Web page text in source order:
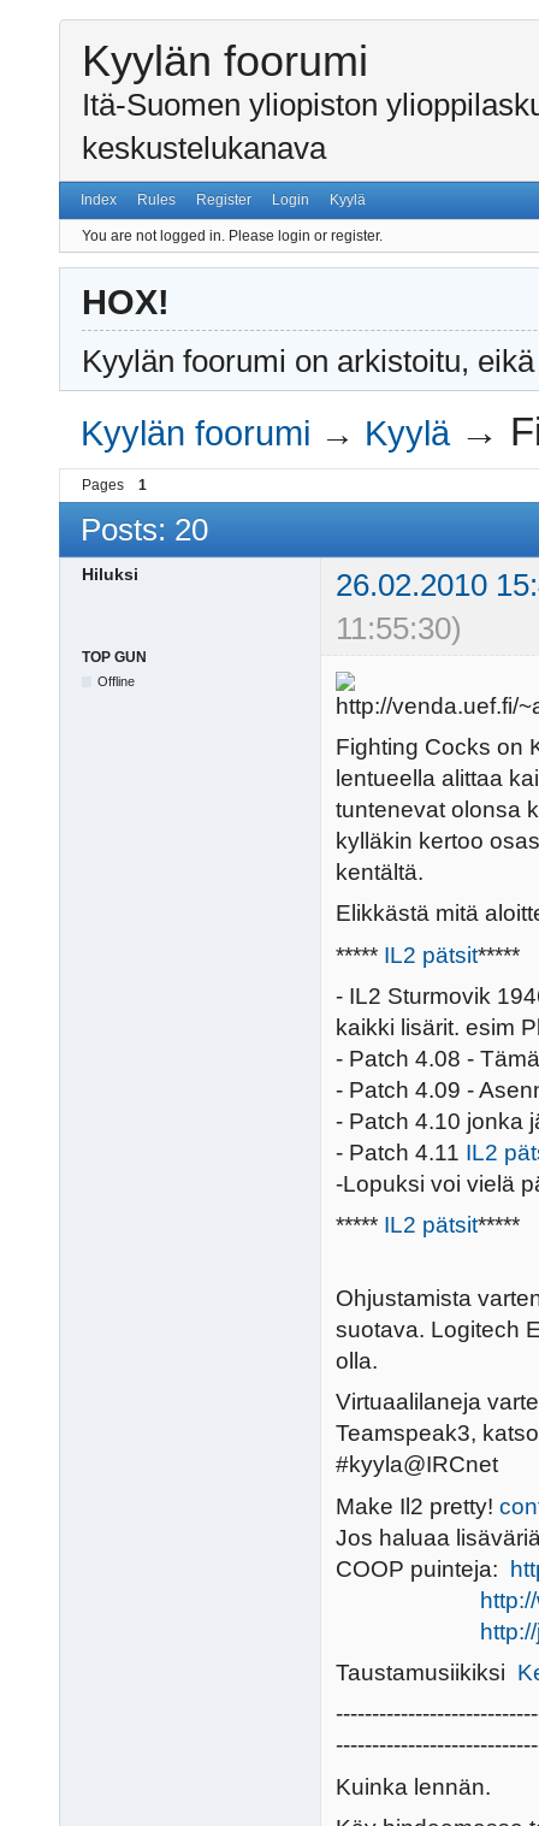
Kyylän foorumi
Itä-Suomen yliopiston
keskustelukanava
Index Rules Register Login Kyylä
You are not logged in. Please login or register.
HOX!
Kyylän foorumi on arkistoitu,
Kyylän foorumi → Kyylä →
Pages 1
Posts: 20
Hiluksi
26.02.2010
11:55:30)
TOP GUN
Offline
Fighting Cocks on
lentueella alittaa
tuntenevat olonsa
kylläkin kertoo
kentältä.
Elikkästä mitä
***** IL2 pätsit*****
- IL2 Sturmovik
kaikki lisärit. esim
- Patch 4.08 -
- Patch 4.09 -
- Patch 4.10 jonka
- Patch 4.11 IL2
-Lopuksi voi vielä
***** IL2 pätsit*****
Ohjustamista
suotava. Logitech
olla.
Virtuaalilaneja
Teamspeak3,
#kyyla@IRCnet
Make Il2 pretty!
Jos haluaa
COOP puinteja:
Taustamusiikiksi
Kuinka lennän.